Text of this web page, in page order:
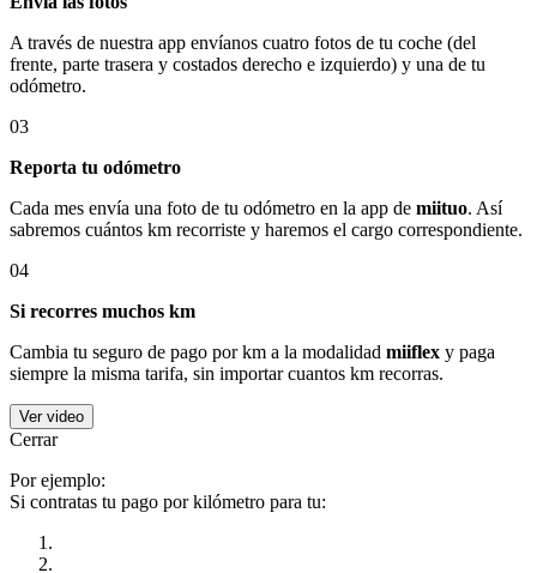
A través de nuestra app envíanos cuatro fotos de tu coche (del
frente, parte trasera y costados derecho e izquierdo) y una de tu
odómetro.
03
Reporta tu odómetro
Cada mes envía una foto de tu odómetro en la app de miituo. Así
sabremos cuántos km recorriste y haremos el cargo correspondiente.
04
Si recorres muchos km
Cambia tu seguro de pago por km a la modalidad miiflex y paga
siempre la misma tarifa, sin importar cuantos km recorras.
Ver video
Cerrar
Por ejemplo:
Si contratas tu pago por kilómetro para tu: